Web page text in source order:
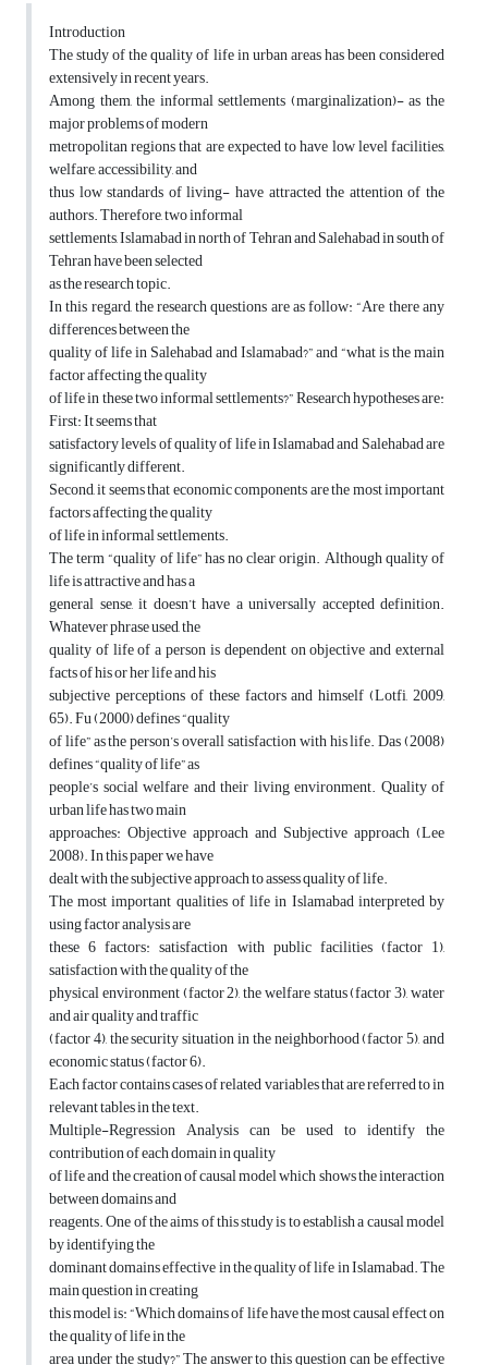
Introduction
The study of the quality of life in urban areas has been considered
extensively in recent years.
Among them, the informal settlements (marginalization)- as the
major problems of modern
metropolitan regions that are expected to have low level facilities,
welfare, accessibility, and
thus low standards of living- have attracted the attention of the
authors. Therefore, two informal
settlements, Islamabad in north of Tehran and Salehabad in south of
Tehran have been selected
as the research topic.
In this regard, the research questions are as follow: “Are there any
differences between the
quality of life in Salehabad and Islamabad?” and “what is the main
factor affecting the quality
of life in these two informal settlements?” Research hypotheses are:
First: It seems that
satisfactory levels of quality of life in Islamabad and Salehabad are
significantly different.
Second, it seems that economic components are the most important
factors affecting the quality
of life in informal settlements.
The term “quality of life” has no clear origin. Although quality of
life is attractive and has a
general sense, it doesn’t have a universally accepted definition.
Whatever phrase used, the
quality of life of a person is dependent on objective and external
facts of his or her life and his
subjective perceptions of these factors and himself (Lotfi, 2009,
65). Fu (2000) defines “quality
of life” as the person’s overall satisfaction with his life. Das (2008)
defines “quality of life” as
people’s social welfare and their living environment. Quality of
urban life has two main
approaches: Objective approach and Subjective approach (Lee
2008). In this paper we have
dealt with the subjective approach to assess quality of life.
The most important qualities of life in Islamabad interpreted by
using factor analysis are
these 6 factors: satisfaction with public facilities (factor 1),
satisfaction with the quality of the
physical environment (factor 2), the welfare status (factor 3), water
and air quality and traffic
(factor 4), the security situation in the neighborhood (factor 5), and
economic status (factor 6).
Each factor contains cases of related variables that are referred to in
relevant tables in the text.
Multiple-Regression Analysis can be used to identify the
contribution of each domain in quality
of life and the creation of causal model which shows the interaction
between domains and
reagents. One of the aims of this study is to establish a causal model
by identifying the
dominant domains effective in the quality of life in Islamabad. The
main question in creating
this model is: “Which domains of life have the most causal effect on
the quality of life in the